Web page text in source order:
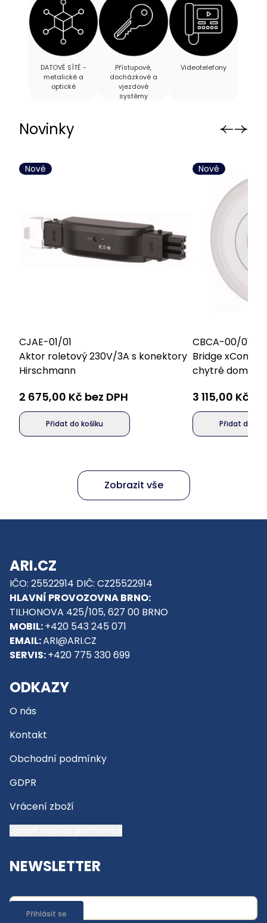
DATOVÉ SÍTĚ -
metalické a
optické
Přístupové,
docházkové a
vjezdové
systémy
Videotelefony
Novinky
Nové
CJAE-01/01
Aktor roletový 230V/3A s konektory
Hirschmann
2 675,00 Kč bez DPH
Přidat do košíku
Nové
CBCA-00/01
Bridge
chytré
3 115,00 Kč
Přidat do
Zobrazit vše
ARI.CZ
IČO: 25522914 DIČ: CZ25522914
HLAVNÍ PROVOZOVNA BRNO:
TILHONOVA 425/105, 627 00 BRNO
MOBIL:+420 543 245 071
EMAIL:ARI@ARI.CZ
SERVIS:+420 775 330 699
ODKAZY
O nás
Kontakt
Obchodní podmínky
GDPR
Vrácení zboží
NEWSLETTER
Přihlásit se